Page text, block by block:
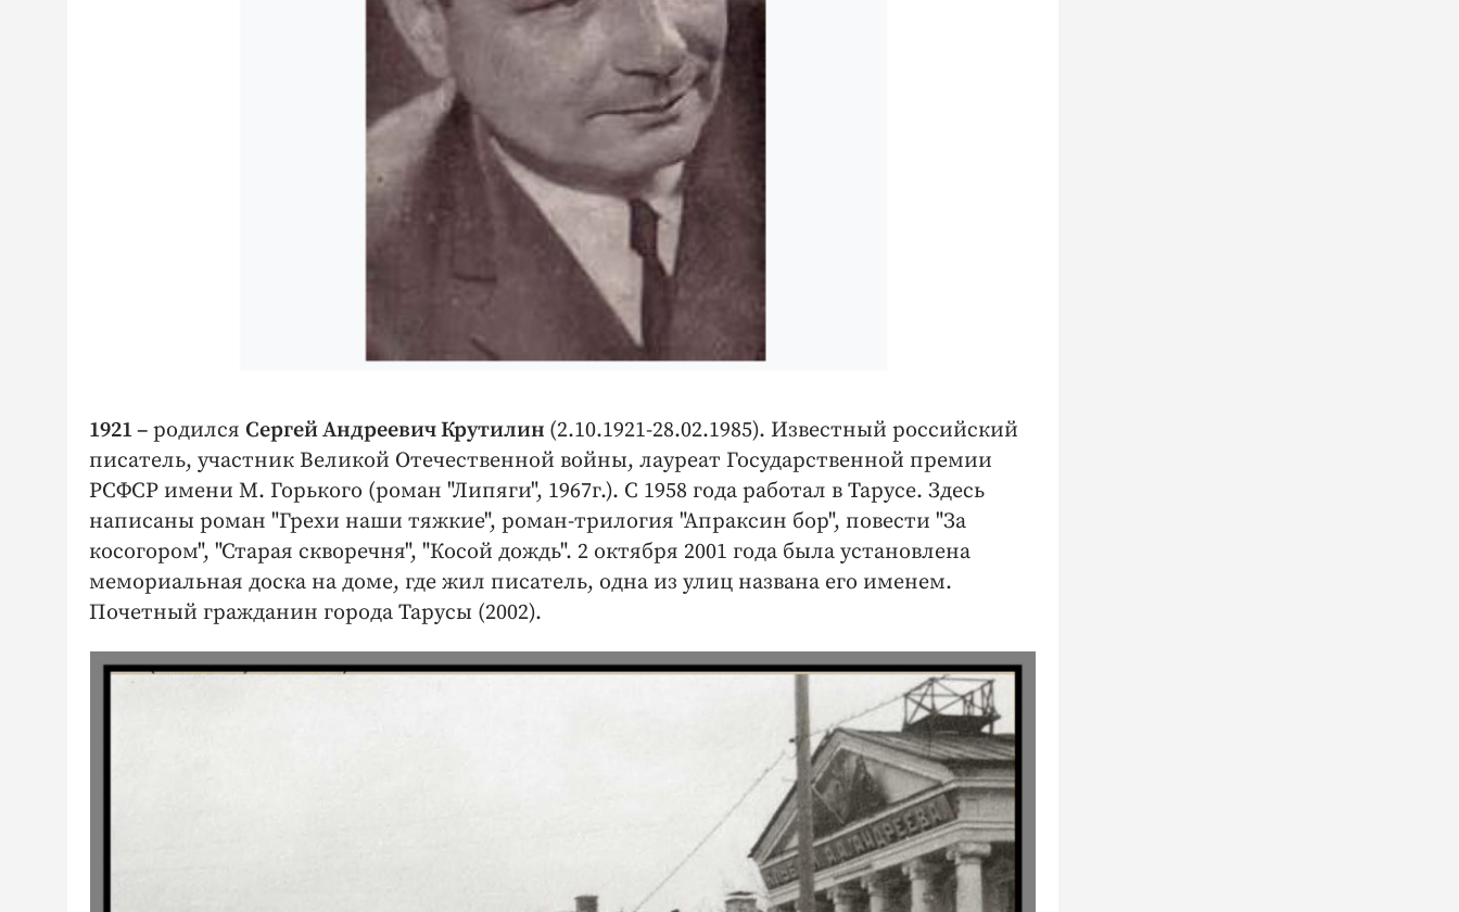
1921 – родился Сергей Андреевич Крутилин (2.10.1921-28.02.1985). Известный российский
писатель, участник Великой Отечественной войны, лауреат Государственной премии
РСФСР имени М. Горького (роман "Липяги", 1967г.). С 1958 года работал в Тарусе. Здесь
написаны роман "Грехи наши тяжкие", роман-трилогия "Апраксин бор", повести "За
косогором", "Старая скворечня", "Косой дождь". 2 октября 2001 года была установлена
мемориальная доска на доме, где жил писатель, одна из улиц названа его именем.
Почетный гражданин города Тарусы (2002).